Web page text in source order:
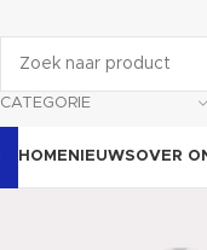
CATEGORIE
HOME NIEUWSOVER